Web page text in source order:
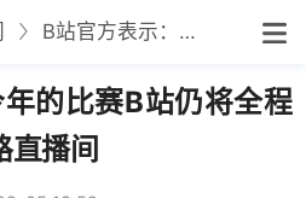
B站官方表示：今年的比赛B站仍将全程直播 并有独家二路直播间
的比赛B站仍将全程
直播间